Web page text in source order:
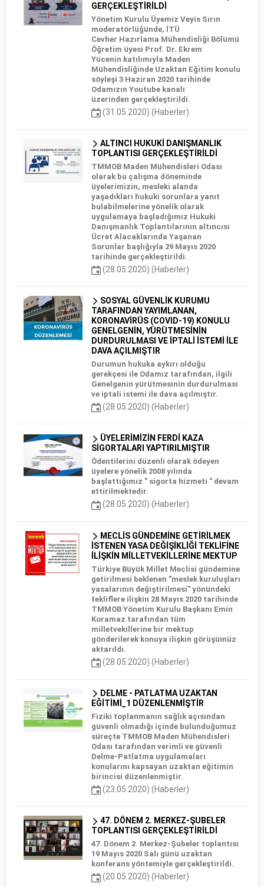
GERÇEKLEŞTİRİLDİ
Yönetim Kurulu Üyemiz Veyis Sırın
moderatörlüğünde, İTÜ
Cevher Hazırlama Mühendisliği Bölümü
Öğretim üyesi Prof. Dr. Ekrem
Yücenin katılımıyla Maden
Mühendisliğinde Uzaktan Eğitim konulu
söyleşi 3 Haziran 2020 tarihinde
Odamızın Youtube kanalı
üzerinden gerçekleştirildi.
(31.05.2020) (Haberler)
ALTINCI HUKUKİ DANIŞMANLIK
TOPLANTISI GERÇEKLEŞTİRİLDİ
TMMOB Maden Mühendisleri Odası
olarak bu çalışma döneminde
üyelerimizin, mesleki alanda
yaşadıkları hukuki sorunlara yanıt
bulabilmelerine yönelik olarak
uygulamaya başladığımız Hukuki
Danışmanlık Toplantılarının altıncısı
Ücret Alacaklarında Yaşanan
Sorunlar başlığıyla 29 Mayıs 2020
tarihinde gerçekleştirildi.
(28.05.2020) (Haberler)
SOSYAL GÜVENLİK KURUMU
TARAFINDAN YAYIMLANAN,
KORONAVİRÜS (COVID-19) KONULU
GENELGENİN, YÜRÜTMESİNİN
DURDURULMASI VE İPTALİ İSTEMİ İLE
DAVA AÇILMIŞTIR
Durumun hukuka aykırı olduğu
gerekçesi ile Odamız tarafından, ilgili
Genelgenin yürütmesinin durdurulması
ve iptali istemi ile dava açılmıştır.
(28.05.2020) (Haberler)
ÜYELERİMİZİN FERDİ KAZA
SİGORTALARI YAPTIRILMIŞTIR
Ödentilerini düzenli olarak ödeyen
üyelere yönelik 2008 yılında
başlattığımız " sigorta hizmeti " devam
ettirilmektedir.
(28.05.2020) (Haberler)
MECLİS GÜNDEMİNE GETİRİLMEK
İSTENEN YASA DEĞİŞİKLİĞİ TEKLİFİNE
İLİŞKİN MİLLETVEKİLLERİNE MEKTUP
Türkiye Büyük Millet Meclisi gündemine
getirilmesi beklenen "meslek kuruluşları
yasalarının değiştirilmesi" yönündeki
tekliflere ilişkin 28 Mayıs 2020 tarihinde
TMMOB Yönetim Kurulu Başkanı Emin
Koramaz tarafından tüm
milletvekillerine bir mektup
gönderilerek konuya ilişkin görüşümüz
aktarıldı.
(28.05.2020) (Haberler)
DELME - PATLATMA UZAKTAN
EĞİTİMİ_1 DÜZENLENMİŞTİR
Fiziki toplanmanın sağlık açısından
güvenli olmadığı içinde bulunduğumuz
süreçte TMMOB Maden Mühendisleri
Odası tarafından verimli ve güvenli
Delme-Patlatma uygulamaları
konularını kapsayan uzaktan eğitimin
birincisi düzenlenmiştir.
(23.05.2020) (Haberler)
47. DÖNEM 2. MERKEZ-ŞUBELER
TOPLANTISI GERÇEKLEŞTİRİLDİ
47. Dönem 2. Merkez-Şubeler toplantısı
19 Mayıs 2020 Salı günü uzaktan
konferans yöntemiyle gerçekleştirildi.
(20.05.2020) (Haberler)